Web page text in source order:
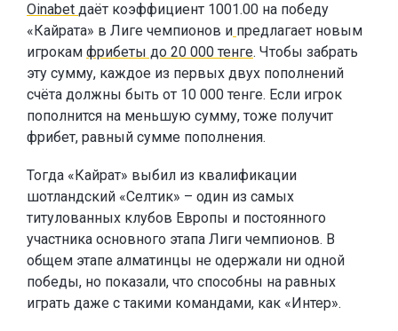
Oinabet даёт коэффициент 1001.00 на победу
«Кайрата» в Лиге чемпионов и предлагает новым
игрокам фрибеты до 20 000 тенге. Чтобы забрать
эту сумму, каждое из первых двух пополнений
счёта должны быть от 10 000 тенге. Если игрок
пополнится на меньшую сумму, тоже получит
фрибет, равный сумме пополнения.
Тогда «Кайрат» выбил из квалификации
шотландский «Селтик» – один из самых
титулованных клубов Европы и постоянного
участника основного этапа Лиги чемпионов. В
общем этапе алматинцы не одержали ни одной
победы, но показали, что способны на равных
играть даже с такими командами, как «Интер».